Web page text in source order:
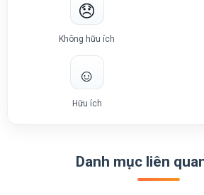
😞
Không hữu ích
☺️
Hữu ích
Danh mục liên